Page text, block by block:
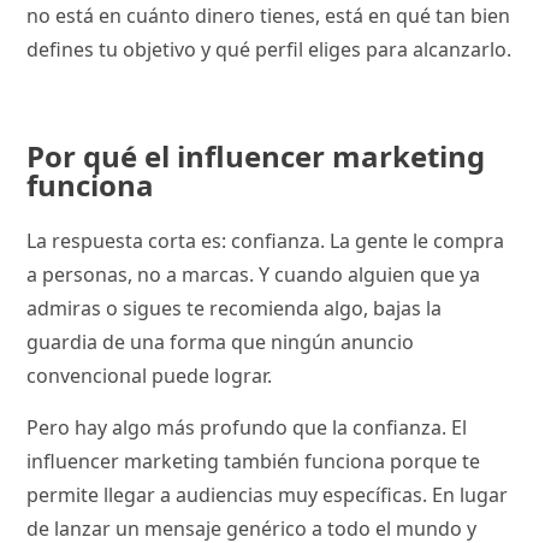
no está en cuánto dinero tienes, está en qué tan bien
defines tu objetivo y qué perfil eliges para alcanzarlo.
Por qué el influencer marketing
funciona
La respuesta corta es: confianza. La gente le compra
a personas, no a marcas. Y cuando alguien que ya
admiras o sigues te recomienda algo, bajas la
guardia de una forma que ningún anuncio
convencional puede lograr.
Pero hay algo más profundo que la confianza. El
influencer marketing también funciona porque te
permite llegar a audiencias muy específicas. En lugar
de lanzar un mensaje genérico a todo el mundo y